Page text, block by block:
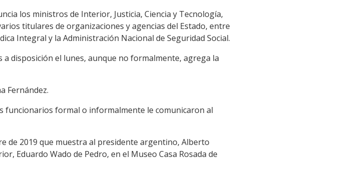
los ministros de Interior, Justicia, Ciencia y Tecnología,
titulares de organizaciones y agencias del Estado, entre
Integral y la Administración Nacional de Seguridad Social.
disposición el lunes, aunque no formalmente, agrega la
Fernández.
funcionarios formal o informalmente le comunicaron al
de 2019 que muestra al presidente argentino, Alberto
Eduardo Wado de Pedro, en el Museo Casa Rosada de